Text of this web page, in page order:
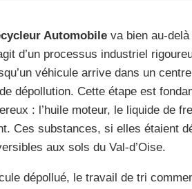
Automobile va bien au-
d’un processus industriel
véhicule arrive dans un
dépollution. Cette étape est
: l’huile moteur, le liquide de
Ces substances, si elles étaient
aux sols du Val-d’Oise.
dépollué, le travail de tri